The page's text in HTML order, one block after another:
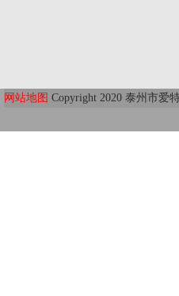
网站地图 Copyright 2020 泰州市爱